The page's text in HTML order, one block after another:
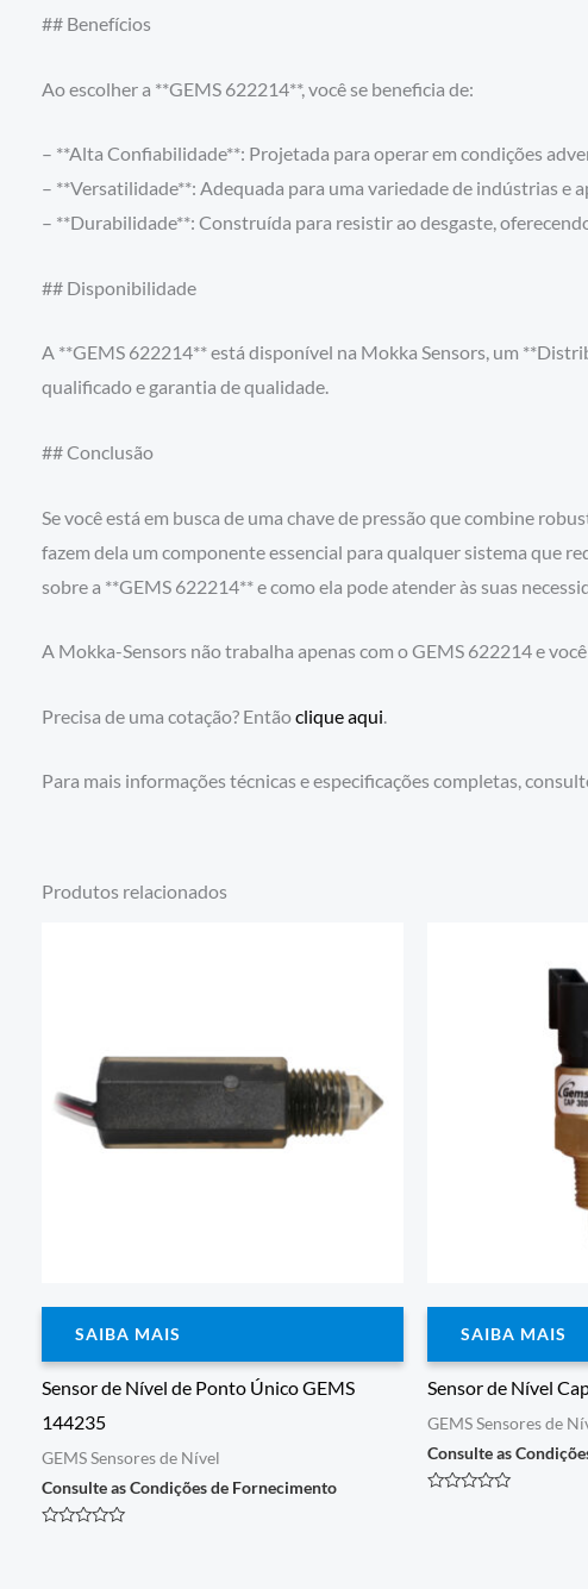
## Benefícios
Ao escolher a **GEMS 622214**, você se beneficia de:
– **Alta Confiabilidade**: Projetada para operar em condições
– **Versatilidade**: Adequada para uma variedade de indústrias
– **Durabilidade**: Construída para resistir ao desgaste,
## Disponibilidade
A **GEMS 622214** está disponível na Mokka Sensors, um
qualificado e garantia de qualidade.
## Conclusão
Se você está em busca de uma chave de pressão que combine
fazem dela um componente essencial para qualquer sistema que
sobre a **GEMS 622214** e como ela pode atender às suas
A Mokka-Sensors não trabalha apenas com o GEMS 622214 e
Precisa de uma cotação? Entãoclique aqui.
Para mais informações técnicas e especificações completas,
Produtos relacionados
SAIBA MAIS
Sensor de Nível de Ponto Único GEMS
144235
GEMS Sensores de Nível
Consulte as Condições de Fornecimento
SAIBA MAIS
Sensor de Nível
GEMS Sensores de
Consulte as